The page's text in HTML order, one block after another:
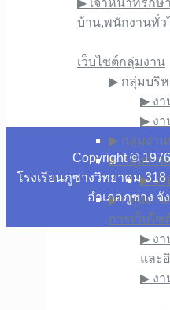
▶︎ เจ้าหน้าที่รักษ
บ้าน,พนักงานทั่ว
เว็บไซต์กลุ่มงาน
▶︎ กลุ่มบริห
▶︎ ง
▶︎ งา
▶︎ กลุ่มงา
▶︎ กลุ่มงา
▶︎ งา
▶︎ กลุ่มงาน
การเว็บไ
▶︎ งา
และ
▶︎ ง
Copyright ©
โรงเรียนภูซางวิทยาคม
อำเภอภูซาง จั